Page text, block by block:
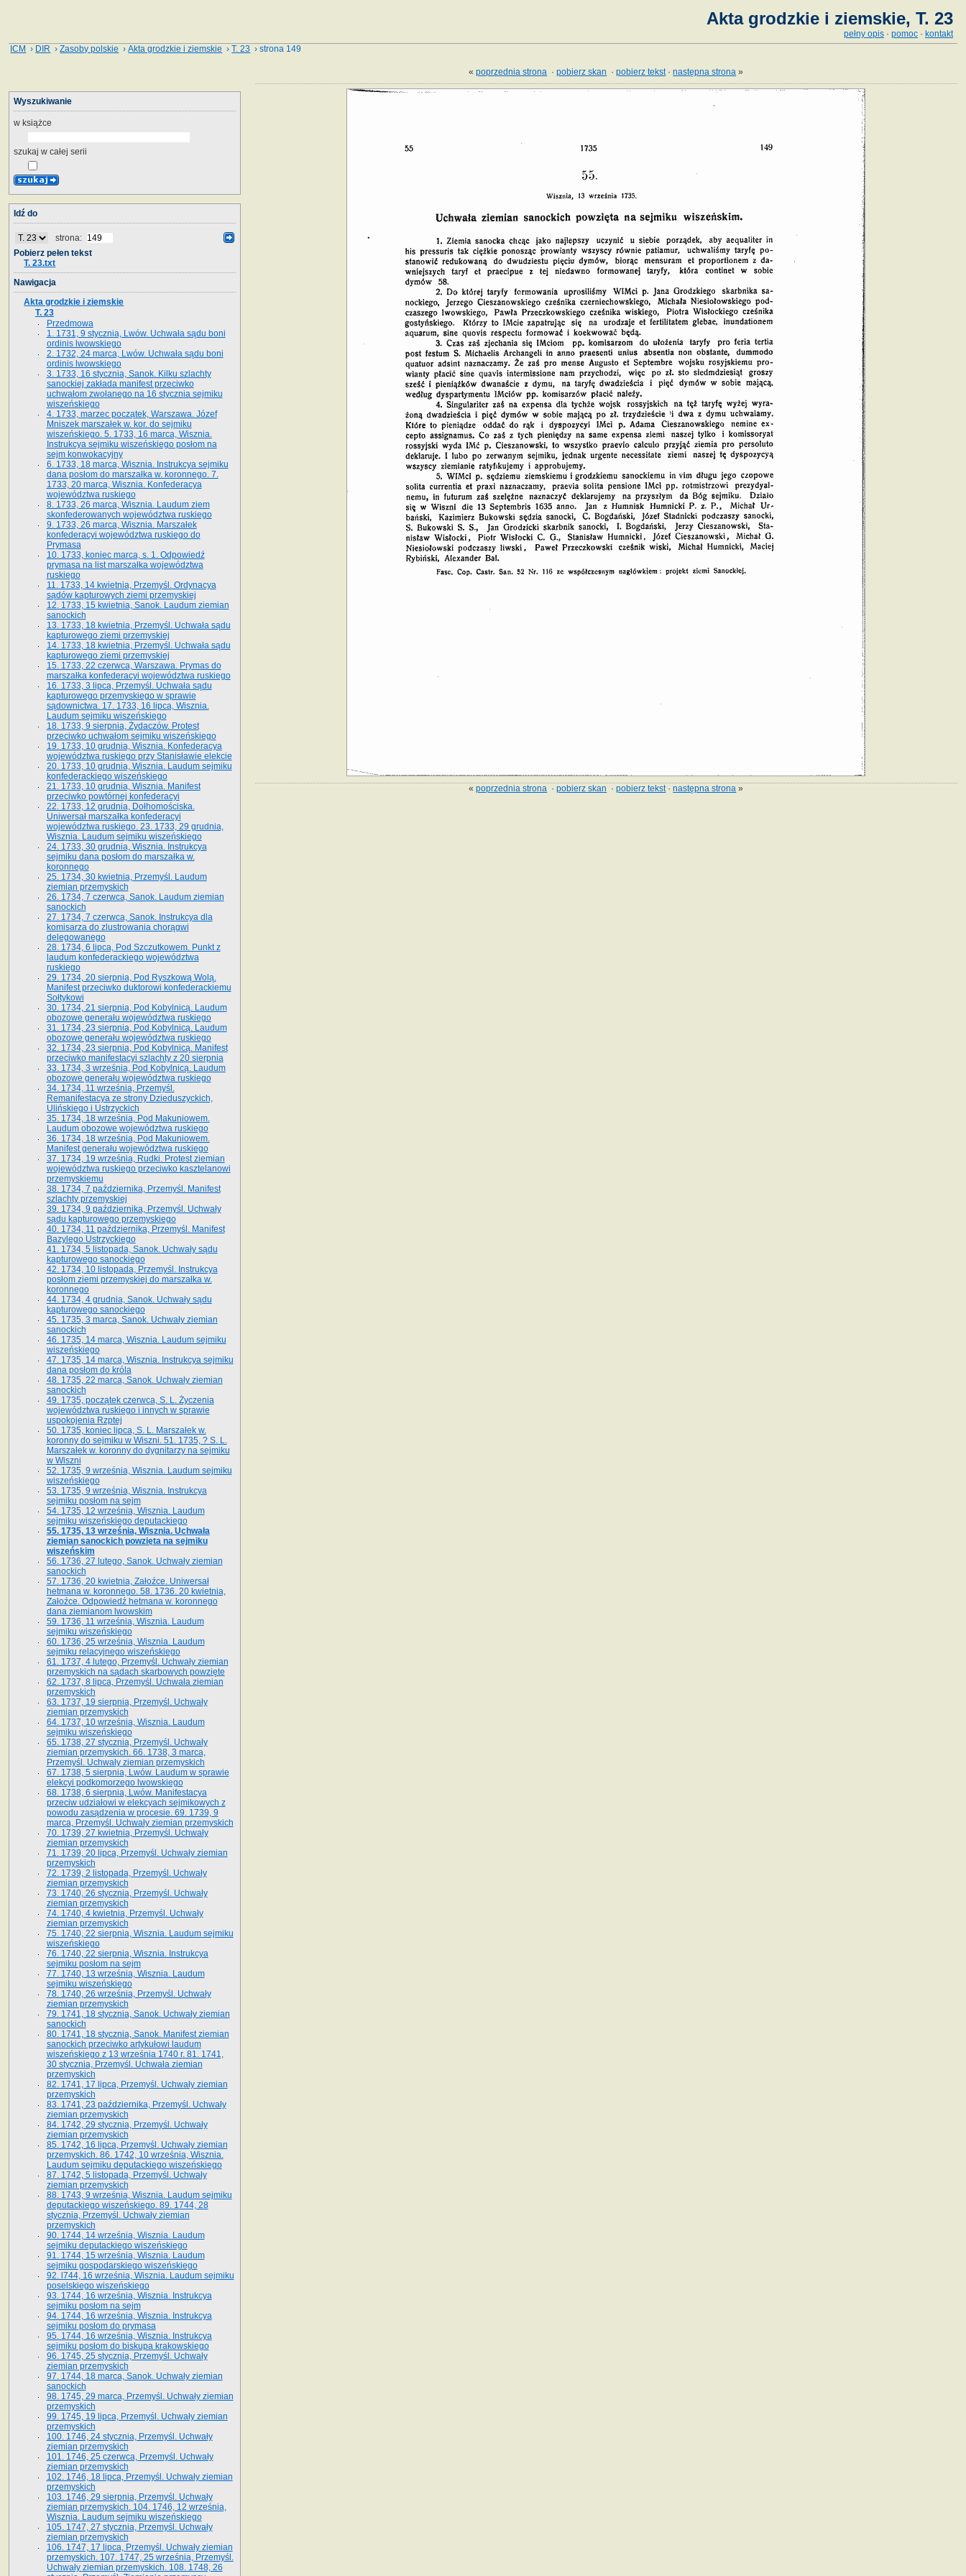
Akta grodzkie i ziemskie, T. 23
pełny opis · pomoc · kontakt
ICM › DIR ›Zasoby polskie ›Akta grodzkie i ziemskie ›T. 23 › strona 149
«poprzednia strona ·pobierz skan ·pobierz tekst·następna strona »
«poprzednia strona ·pobierz skan ·pobierz tekst·następna strona »
Wyszukiwanie
w książce
szukaj w całej serii
Idź do
strona:
Pobierz pełen tekst
T. 23.txt
Nawigacja
Akta grodzkie i ziemskie
T. 23
Przedmowa
1. 1731, 9 stycznia, Lwów. Uchwała sądu boni
ordinis lwowskiego
2. 1732, 24 marca, Lwów. Uchwała sądu boni
ordinis lwowskiego
3. 1733, 16 stycznia, Sanok. Kilku szlachty
sanockiej zakłada manifest przeciwko
uchwałom zwołanego na 16 stycz­nia sejmiku
wiszeńskiego
4. 1733, marzec początek, Warszawa. Józef
Mniszek marszałek w. kor. do sejmiku
wiszeńskiego. 5. 1733, 16 marca, Wisznia.
Instrukcya sejmiku wiszeńskiego posłom na
sejm konwokacyjny
6. 1733, 18 marca, Wisznia. Instrukcya sejmiku
dana posłom do marszałka w. koronnego. 7.
1733, 20 marca, Wisznia. Konfederacya
województwa ruskiego
8. 1733, 26 marca, Wisznia. Laudum ziem
skonfederowanych województwa ruskiego
9. 1733, 26 marca, Wisznia. Marszałek
konfederacyi województwa ruskiego do
Prymasa
10. 1733, koniec marca, s. 1. Odpowiedź
prymasa na list marszałka województwa
ruskiego
11. 1733, 14 kwietnia, Przemyśl. Ordynacya
sądów kapturowych ziemi przemyskiej
12. 1733, 15 kwietnia, Sanok. Laudum ziemian
sanockich
13. 1733, 18 kwietnia, Przemyśl. Uchwała sądu
kapturowego ziemi przemyskiej
14. 1733, 18 kwietnia, Przemyśl. Uchwała sądu
kapturowego ziemi przemyskiej
15. 1733, 22 czerwca, Warszawa. Prymas do
marszałka konfederacyi województwa ruskiego
16. 1733, 3 lipca, Przemyśl. Uchwała sądu
kapturowego przemyskiego w sprawie
sądownictwa. 17. 1733, 16 lipca, Wisznia.
Laudum sejmiku wiszeńskiego
18. 1733, 9 sierpnia, Żydaczów. Protest
przeciwko uchwałom sejmiku wiszeńskiego
19. 1733, 10 grudnia, Wisznia. Konfederacya
województwa ruskiego przy Stanisławie elekcie
20. 1733, 10 grudnia, Wisznia. Laudum sejmiku
konfederackiego wiszeńskiego
21. 1733, 10 grudnia, Wisznia. Manifest
przeciwko powtórnej konfederacyi
22. 1733, 12 grudnia, Dołhomościska.
Uniwersał marszałka konfederacyi
województwa ruskiego. 23. 1733, 29 grudnia,
Wisznia. Laudum sejmiku wiszeńskiego
24. 1733, 30 grudnia, Wisznia. Instrukcya
sejmiku dana posłom do marszałka w.
koronnego
25. 1734, 30 kwietnia, Przemyśl. Laudum
ziemian przemyskich
26. 1734, 7 czerwca, Sanok. Laudum ziemian
sanockich
27. 1734, 7 czerwca, Sanok. Instrukcya dla
komisarza do zlustrowania chorągwi
delegowanego
28. 1734, 6 lipca, Pod Szczutkowem. Punkt z
laudum konfederackiego województwa
ruskiego
29. 1734, 20 sierpnia, Pod Ryszkową Wolą.
Manifest przeciwko duktorowi konfederackiemu
Sołtykowi
30. 1734, 21 sierpnia, Pod Kobylnicą. Laudum
obozowe generału województwa ruskiego
31. 1734, 23 sierpnia, Pod Kobylnicą. Laudum
obozowe generału województwa ruskiego
32. 1734, 23 sierpnia, Pod Kobylnicą. Manifest
przeciwko manifestacyi szlachty z 20 sierpnia
33. 1734, 3 września, Pod Kobylnicą. Laudum
obozowe generału województwa ruskiego
34. 1734, 11 września, Przemyśl.
Remanifestacya ze strony Dzieduszyckich,
Ulińskiego i Ustrzyckich
35. 1734, 18 września, Pod Makuniowem.
Laudum obozowe województwa ruskiego
36. 1734, 18 września, Pod Makuniowem.
Manifest generału województwa ruskiego
37. 1734, 19 września, Rudki. Protest ziemian
województwa ruskiego przeciwko kasztelanowi
przemyskiemu
38. 1734, 7 października, Przemyśl. Manifest
szlachty przemyskiej
39. 1734, 9 października, Przemyśl. Uchwały
sądu kapturowego przemyskiego
40. 1734, 11 października, Przemyśl. Manifest
Bazylego Ustrzyckiego
41. 1734, 5 listopada, Sanok. Uchwały sądu
kapturowego sanockiego
42. 1734, 10 listopada, Przemyśl. Instrukcya
posłom ziemi przemyskiej do marszałka w.
koronnego
44. 1734, 4 grudnia, Sanok. Uchwały sądu
kapturowego sanockiego
45. 1735, 3 marca, Sanok. Uchwały ziemian
sanockich
46. 1735, 14 marca, Wisznia. Laudum sejmiku
wiszeńskiego
47. 1735, 14 marca, Wisznia. Instrukcya sejmiku
dana posłom do króla
48. 1735, 22 marca, Sanok. Uchwały ziemian
sanockich
49. 1735, początek czerwca, S. L. Życzenia
województwa ruskiego i innych w sprawie
uspokojenia Rzptej
50. 1735, koniec lipca, S. L. Marszałek w.
koronny do sejmiku w Wiszni. 51. 1735, ? S. L.
Marszałek w. koronny do dygnitarzy na sejmiku
w Wiszni
52. 1735, 9 września, Wisznia. Laudum sejmiku
wiszeńskiego
53. 1735, 9 września, Wisznia. Instrukcya
sejmiku posłom na sejm
54. 1735, 12 września, Wisznia. Laudum
sejmiku wiszeńskiego deputackiego
55. 1735, 13 września, Wisznia. Uchwała
ziemian sanockich powzięta na sejmiku
wiszeńskim
56. 1736, 27 lutego, Sanok. Uchwały ziemian
sanockich
57. 1736, 20 kwietnia, Załoźce. Uniwersał
hetmana w. koronnego. 58. 1736. 20 kwietnia,
Załoźce. Odpowiedź hetmana w. koronnego
dana ziemianom lwowskim
59. 1736, 11 września, Wisznia. Laudum
sejmiku wiszeńskiego
60. 1736, 25 września, Wisznia. Laudum
sejmiku relacyjnego wiszeńskiego
61. 1737, 4 lutego, Przemyśl. Uchwały ziemian
przemyskich na sądach skarbowych powzięte
62. 1737, 8 lipca, Przemyśl. Uchwała ziemian
przemyskich
63. 1737, 19 sierpnia, Przemyśl. Uchwały
ziemian przemyskich
64. 1737, 10 września, Wisznia. Laudum
sejmiku wiszeńskiego
65. 1738, 27 stycznia, Przemyśl. Uchwały
ziemian przemyskich­­. 66. 1738, 3 marca,
Przemyśl. Uchwały ziemian przemyskich­
67. 1738, 5 sierpnia, Lwów. Laudum w sprawie
elekcyi podkomorzego lwowskiego
68. 1738, 6 sierpnia, Lwów. Manifestacya
przeciw udziałowi w elekcyach sejmikowych z
powodu zasądzenia w procesie. 69. 1739, 9
marca, Przemyśl. Uchwały ziemian przemyskich
70. 1739, 27 kwietnia, Przemyśl. Uchwały
ziemian przemyskich
71. 1739, 20 lipca, Przemyśl. Uchwały ziemian
przemyskich
72. 1739, 2 listopada, Przemyśl. Uchwały
ziemian przemyskich
73. 1740, 26 stycznia, Przemyśl. Uchwały
ziemian przemyskich
74. 1740, 4 kwietnia, Przemyśl. Uchwały
ziemian przemyskich
75. 1740, 22 sierpnia, Wisznia. Laudum sejmiku
wiszeńskiego
76. 1740, 22 sierpnia, Wisznia. Instrukcya
sejmiku posłom na sejm
77. 1740, 13 września, Wisznia. Laudum
sejmiku wiszeńskiego
78. 1740, 26 września, Przemyśl. Uchwały
ziemian przemyskich
79. 1741, 18 stycznia, Sanok. Uchwały ziemian
sanockich
80. 1741, 18 stycznia, Sanok. Manifest ziemian
sanockich przeciwko artykułowi laudum
wiszeńskiego z 13 wrze­śnia 1740 r. 81. 1741,
30 stycznia, Przemyśl. Uchwała ziemian
przemyskich
82. 1741, 17 lipca, Przemyśl. Uchwały ziemian
przemyskich
83. 1741, 23 października, Przemyśl. Uchwały
ziemian przemyskich
84. 1742, 29 stycznia, Przemyśl. Uchwały
ziemian przemyskich
85. 1742, 16 lipca, Przemyśl. Uchwały ziemian
przemyskich. 86. 1742, 10 września, Wisznia.
Laudum sejmiku deputackiego wiszeńskiego
87. 1742, 5 listopada, Przemyśl. Uchwały
ziemian przemyskich
88. 1743, 9 września, Wisznia. Laudum sejmiku
deputackiego wiszeńskiego. 89. 1744, 28
stycznia, Przemyśl. Uchwały ziemian
przemyskich
90. 1744, 14 września, Wisznia. Laudum
sejmiku deputackiego wiszeńskiego
91. 1744, 15 września, Wisznia. Laudum
sejmiku gospodarskiego wiszeńskiego
92. l744, 16 września, Wisznia. Laudum sejmiku
poselskiego wiszeńskiego
93. 1744, 16 września, Wisznia. Instrukcya
sejmiku posłom na sejm
94. 1744, 16 września, Wisznia. Instrukcya
sejmiku posłom do prymasa
95. 1744, 16 września, Wisznia. Instrukcya
sejmiku posłom do biskupa krakowskiego
96. 1745, 25 stycznia, Przemyśl. Uchwały
ziemian przemyskich
97. 1744, 18 marca, Sanok. Uchwały ziemian
sanockich
98. 1745, 29 marca, Przemyśl. Uchwały ziemian
przemyskich
99. 1745, 19 lipca, Przemyśl. Uchwały ziemian
przemyskich
100. 1746, 24 stycznia, Przemyśl. Uchwały
ziemian przemyskich
101. 1746, 25 czerwca, Przemyśl. Uchwały
ziemian przemyskich
102. 1746, 18 lipca, Przemyśl. Uchwały ziemian
przemyskich
103. 1746, 29 sierpnia, Przemyśl. Uchwały
ziemian przemyskich. 104. 1746, 12 września,
Wisznia. Laudum sejmiku wiszeńskiego
105. 1747, 27 stycznia, Przemyśl. Uchwały
ziemian przemyskich
106. 1747, 17 lipca, Przemyśl. Uchwały ziemian
przemyskich. 107. 1747, 25 września, Przemyśl.
Uchwały ziemian przemyskich. 108. 1748, 26